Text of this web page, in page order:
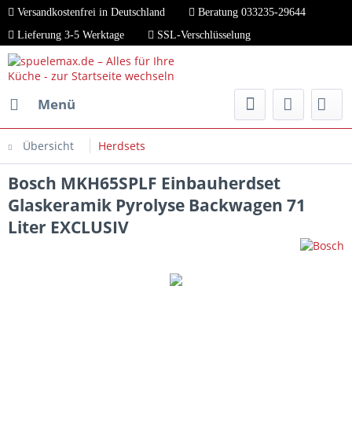
Versandkostenfrei in Deutschland
Beratung 033235-29644
Lieferung 3-5 Werktage
SSL-Verschlüsselung
Menü
Übersicht Herdsets
Bosch MKH65SPLF Einbauherdset
Glaskeramik Pyrolyse Backwagen 71
Liter EXCLUSIV